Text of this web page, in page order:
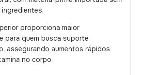
proporciona maior
para quem busca suporte
assegurando aumentos rápidos
no corpo.